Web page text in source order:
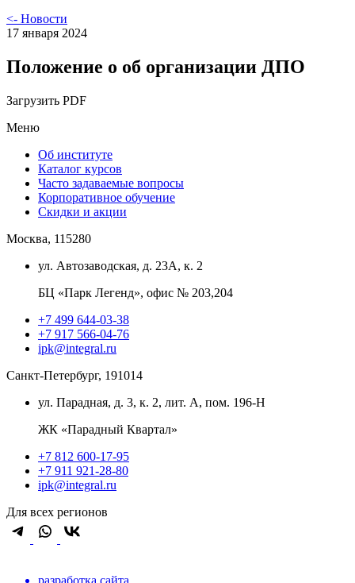
<- Новости
17 января 2024
Положение о об организации ДПО
Загрузить PDF
Меню
Об институте
Каталог курсов
Часто задаваемые вопросы
Корпоративное обучение
Скидки и акции
Москва, 115280
ул. Автозаводская, д. 23А, к. 2
БЦ «Парк Легенд», офис № 203,204
+7 499 644-03-38
+7 917 566-04-76
ipk@integral.ru
Санкт-Петербург, 191014
ул. Парадная, д. 3, к. 2, лит. А, пом. 196-Н
ЖК «Парадный Квартал»
+7 812 600-17-95
+7 911 921-28-80
ipk@integral.ru
Для всех регионов